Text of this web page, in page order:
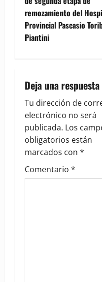
a
v
g
a
t
i
o
remozamiento del
Provincial Pascasio
Piantini
Deja una respuesta
Tu dirección de
electrónico no será
publicada. Los
obligatorios están
marcados con *
Comentario *